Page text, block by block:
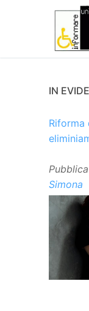
IN
Riforma
Simona